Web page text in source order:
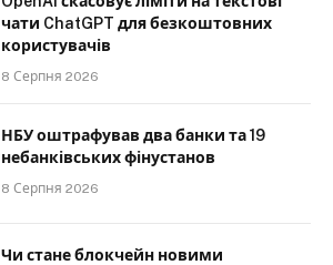
чати ChatGPT для безкоштовних
користувачів
8 Серпня 2026
НБУ оштрафував два банки та 19
небанківських фінустанов
8 Серпня 2026
Чи стане блокчейн новими